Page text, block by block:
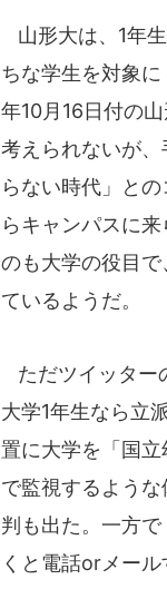
山形大は、1年
ちな学生を対象
年10月16日付の
考えられないが
らない時代」と
らキャンパスに
のも大学の役目で
ているようだ。
ただツイッター
大学1年生なら立
置に大学を「国
で監視するよう
判も出た。一方
くと電話orメー